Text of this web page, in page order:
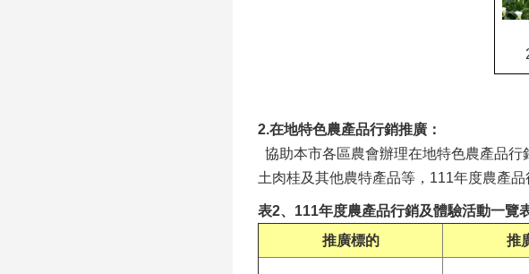
2.在地特色農產品行銷推廣：
協助本市各區農會辦理在地特色農產品
土肉桂及其他農特產品等，111年度農產品
表2、111年度農產品行銷及體驗活動一覽
推廣標的
推